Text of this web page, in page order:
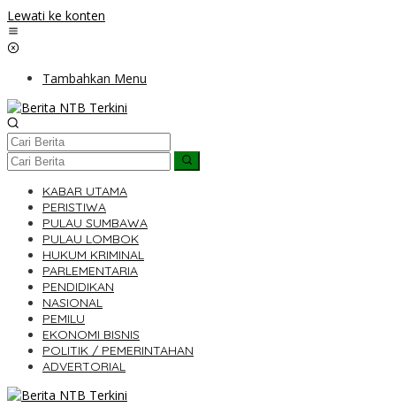
Lewati ke konten
Tambahkan Menu
KABAR UTAMA
PERISTIWA
PULAU SUMBAWA
PULAU LOMBOK
HUKUM KRIMINAL
PARLEMENTARIA
PENDIDIKAN
NASIONAL
PEMILU
EKONOMI BISNIS
POLITIK / PEMERINTAHAN
ADVERTORIAL